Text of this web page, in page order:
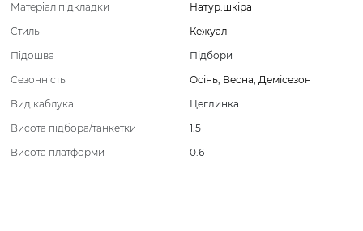
Матеріал підкладки
Натур.шкіра
Стиль
Кежуал
Підошва
Підбори
Сезонність
Осінь, Весна, Демісезон
Вид каблука
Цеглинка
Висота підбора/танкетки
1.5
Висота платформи
0.6